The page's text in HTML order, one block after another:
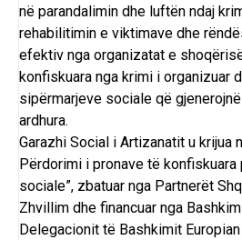
në parandalimin dhe luftën ndaj
rehabilitimin e viktimave dhe
efektiv nga organizatat e
konfiskuara nga krimi i organizuar
sipërmarjeve sociale që
ardhura.
Garazhi Social i Artizanatit u krijua
Përdorimi i pronave të konfiskuara
sociale”, zbatuar nga Partnerët
Zhvillim dhe financuar nga
Delegacionit të Bashkimit